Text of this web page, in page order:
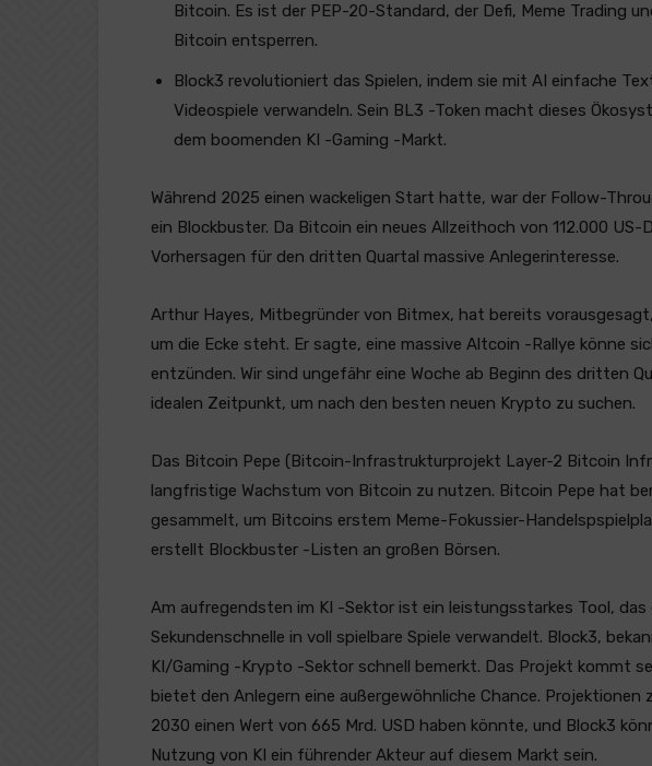
Bitcoin. Es ist der PEP-20-Standard, der Defi, Meme Trading
Bitcoin entsperren.
Block3 revolutioniert das Spielen, indem sie mit AI einfache
Videospiele verwandeln. Sein BL3 -Token macht dieses
dem boomenden KI -Gaming -Markt.
Während 2025 einen wackeligen Start hatte, war der Follow-
ein Blockbuster. Da Bitcoin ein neues Allzeithoch von 112.000 US-
Vorhersagen für den dritten Quartal massive Anlegerinteresse.
Arthur Hayes, Mitbegründer von Bitmex, hat bereits
um die Ecke steht. Er sagte, eine massive Altcoin -Rallye könne
entzünden. Wir sind ungefähr eine Woche ab Beginn des dritten
idealen Zeitpunkt, um nach den besten neuen Krypto zu suchen.
Das Bitcoin Pepe (Bitcoin-Infrastrukturprojekt Layer-2 Bitcoin
langfristige Wachstum von Bitcoin zu nutzen. Bitcoin Pepe hat
gesammelt, um Bitcoins erstem Meme-Fokussier-
erstellt Blockbuster -Listen an großen Börsen.
Am aufregendsten im KI -Sektor ist ein leistungsstarkes Tool,
Sekundenschnelle in voll spielbare Spiele verwandelt. Block3,
KI/Gaming -Krypto -Sektor schnell bemerkt. Das Projekt kommt
bietet den Anlegern eine außergewöhnliche Chance. Projektionen
2030 einen Wert von 665 Mrd. USD haben könnte, und Block3
Nutzung von KI ein führender Akteur auf diesem Markt sein.